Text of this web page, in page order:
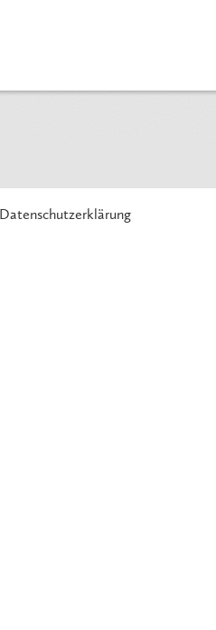
Datenschutzerklärung